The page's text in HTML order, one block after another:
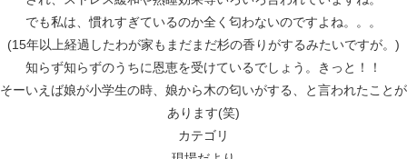
でも私は、慣れすぎているのか全く匂わないのですよね。。。
(15年以上経過したわが家もまだまだ杉の香りがするみたいですが。)
知らず知らずのうちに恩恵を受けているでしょう。きっと！！
そーいえば娘が小学生の時、娘から木の匂いがする、と言われたことが
あります(笑)
カテゴリ